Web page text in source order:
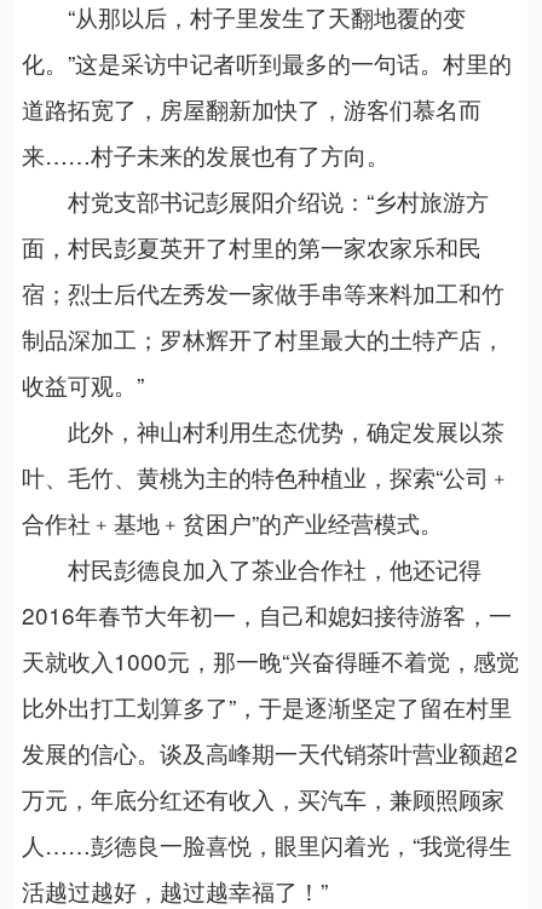
“从那以后，村子里发生了天翻地覆的变
化。”这是采访中记者听到最多的一句话。村里的
道路拓宽了，房屋翻新加快了，游客们慕名而
来……村子未来的发展也有了方向。
村党支部书记彭展阳介绍说：“乡村旅游方
面，村民彭夏英开了村里的第一家农家乐和民
宿；烈士后代左秀发一家做手串等来料加工和竹
制品深加工；罗林辉开了村里最大的土特产店，
收益可观。”
此外，神山村利用生态优势，确定发展以茶
叶、毛竹、黄桃为主的特色种植业，探索“公司﹢
合作社﹢基地﹢贫困户”的产业经营模式。
村民彭德良加入了茶业合作社，他还记得
2016年春节大年初一，自己和媳妇接待游客，一
天就收入1000元，那一晚“兴奋得睡不着觉，感觉
比外出打工划算多了”，于是逐渐坚定了留在村里
发展的信心。谈及高峰期一天代销茶叶营业额超2
万元，年底分红还有收入，买汽车，兼顾照顾家
人……彭德良一脸喜悦，眼里闪着光，“我觉得生
活越过越好，越过越幸福了！”